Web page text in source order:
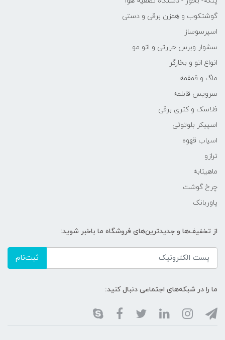
گوشتکوب و همزن برقی و دستی
اسپرسوساز
سشوار وبرس حرارتی و اتو مو
انواع اتو و بخارگر
ماگ و قمقمه
سرویس قابلمه
فلاسک و کتری برقی
اسپیکر بلوتوثی
اسیاب قهوه
ترازو
ماهیتابه
چرخ گوشت
پاوربانک
از تخفیف‌ها و جدیدترین‌های فروشگاه ما باخبر شوید:
ثبت‌نام
ما را در شبکه‌های اجتماعی دنبال کنید: